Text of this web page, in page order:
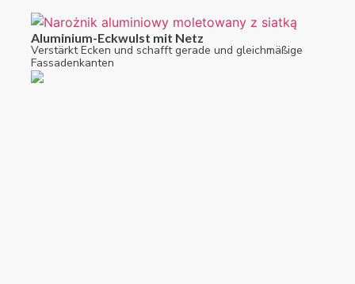
Aluminium-Eckwulst mit Netz
Verstärkt Ecken und schafft gerade und gleichmäßige
Fassadenkanten